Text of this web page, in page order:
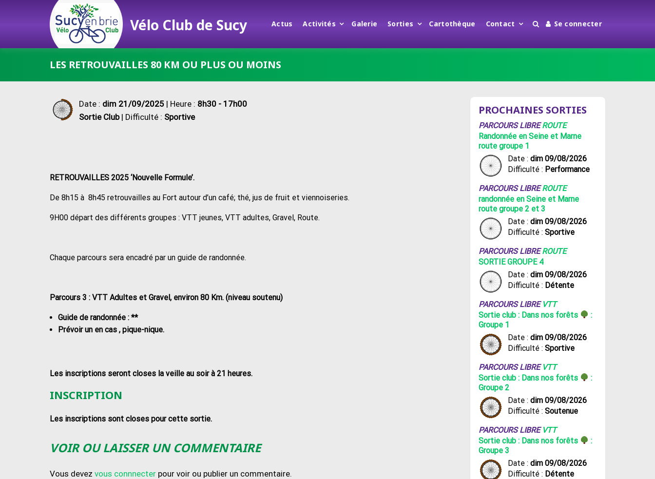
Vélo Club de Sucy Actus Activités Galerie Sorties Cartothèque Contact Se connecter
LES RETROUVAILLES 80 KM OU PLUS OU MOINS
Date : dim 21/09/2025 | Heure : 8h30 - 17h00
Sortie Club| Difficulté : Sportive
RETROUVAILLES 2025 ‘Nouvelle Formule’.
De 8h15 à 8h45 retrouvailles au Fort autour d’un café; thé, jus de fruit et viennoiseries.
9H00 départ des différents groupes : VTT jeunes, VTT adultes, Gravel, Route.
Chaque parcours sera encadré par un guide de randonnée.
Parcours 3 : VTT Adultes et Gravel, environ 80 Km. (niveau soutenu)
Guide de randonnée : **
Prévoir un en cas , pique-nique.
Les inscriptions seront closes la veille au soir à 21 heures.
INSCRIPTION
Les inscriptions sont closes pour cette sortie.
VOIR OU LAISSER UN COMMENTAIRE
Vous devez vous connnecter pour voir ou publier un commentaire.
PROCHAINES SORTIES
PARCOURS LIBREROUTE
Randonnée en Seine et Marne
route groupe 1
Date : dim 09/08/2026
Difficulté : Performance
PARCOURS LIBREROUTE
randonnée en Seine et Marne
route groupe 2 et 3
Date : dim 09/08/2026
Difficulté : Sportive
PARCOURS LIBREROUTE
SORTIE GROUPE 4
Date : dim 09/08/2026
Difficulté : Détente
PARCOURS LIBRE VTT
Sortie club : Dans nos forêts
:
Groupe 1
Date : dim 09/08/2026
Difficulté : Sportive
PARCOURS LIBRE VTT
Sortie club : Dans nos forêts
:
Groupe 2
Date : dim 09/08/2026
Difficulté : Soutenue
PARCOURS LIBRE VTT
Sortie club : Dans nos forêts
:
Groupe 3
Date : dim 09/08/2026
Difficulté : Détente